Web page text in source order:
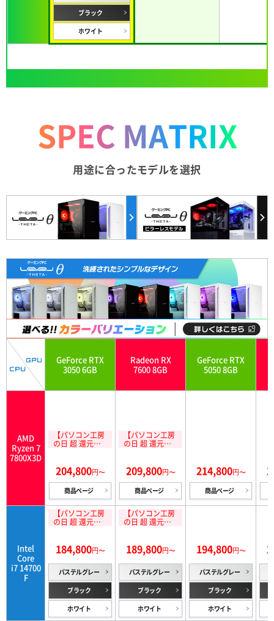
ブラック
ホワイト
SPEC MATRIX
用途に合ったモデルを選択
GeForce RTX
3050 6GB
Radeon RX
7600 8GB
GeForce RTX
5050 8GB
AMD
Ryzen 7
7800X3D
【パソコン工房
の日 超 還元祭
1(火)10:59まで!
204,800円〜
商品ページ
【パソコン工房
の日 超 還元祭
1(火)10:59まで!
209,800円〜
商品ページ
214,800円〜
商品ページ
Intel
Core
i7 14700
F
【パソコン工房
の日 超 還元祭
1(火)10:59まで!
184,800円〜
パステルグレー
ブラック
ホワイト
【パソコン工房
の日 超 還元祭
1(火)10:59まで!
189,800円〜
パステルグレー
ブラック
ホワイト
194,800円〜
パステルグレー
ブラック
ホワイト